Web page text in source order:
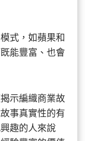
式，如蘋果和
能豐富、也會
示編織商業故
事真實性的有
趣的人來說